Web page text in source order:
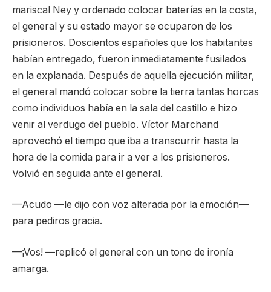
mariscal Ney y ordenado colocar baterías en la costa,
el general y su estado mayor se ocuparon de los
prisioneros. Doscientos españoles que los habitantes
habían entregado, fueron inmediatamente fusilados
en la explanada. Después de aquella ejecución militar,
el general mandó colocar sobre la tierra tantas horcas
como individuos había en la sala del castillo e hizo
venir al verdugo del pueblo. Víctor Marchand
aprovechó el tiempo que iba a transcurrir hasta la
hora de la comida para ir a ver a los prisioneros.
Volvió en seguida ante el general.
—Acudo —le dijo con voz alterada por la emoción—
para pediros gracia.
—¡Vos! —replicó el general con un tono de ironía
amarga.